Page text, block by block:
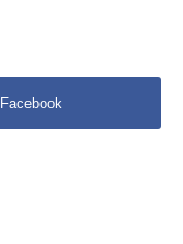
Facebook